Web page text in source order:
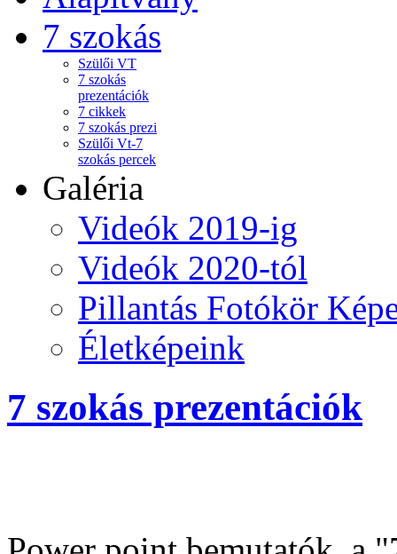
7 szokás
Szülői VT
7 szokás
prezentációk
7 cikkek
7 szokás prezi
Szülői Vt-7
szokás percek
Galéria
Videók 2019-ig
Videók 2020-tól
Pillantás Fotókör
Életképeink
7 szokás prezentációk